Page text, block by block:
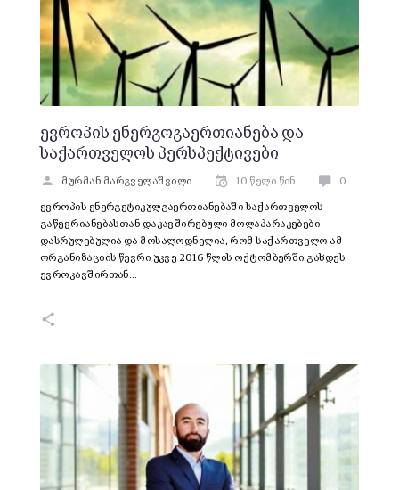
ევროპის ენერგოგაერთიანება და
საქართველოს პერსპექტივები
მურმან მარგველაშვილი 10 წელი წინ 0
ევროპის ენერგეტიკულგაერთიანებაში საქართველოს
გაწევრიანებასთან დაკავშირებული მოლაპარაკებები
დასრულებულია და მოსალოდნელია, რომ საქართველო ამ
ორგანიზაციის წევრი უკვე 2016 წლის ოქტომბერში გახდეს.
ევროკავშირთან…